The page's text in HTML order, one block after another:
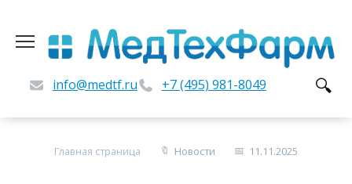
содержанию
info@medtf.ru +7 (495) 981-8049
Главная страница Новости 11.11.2025